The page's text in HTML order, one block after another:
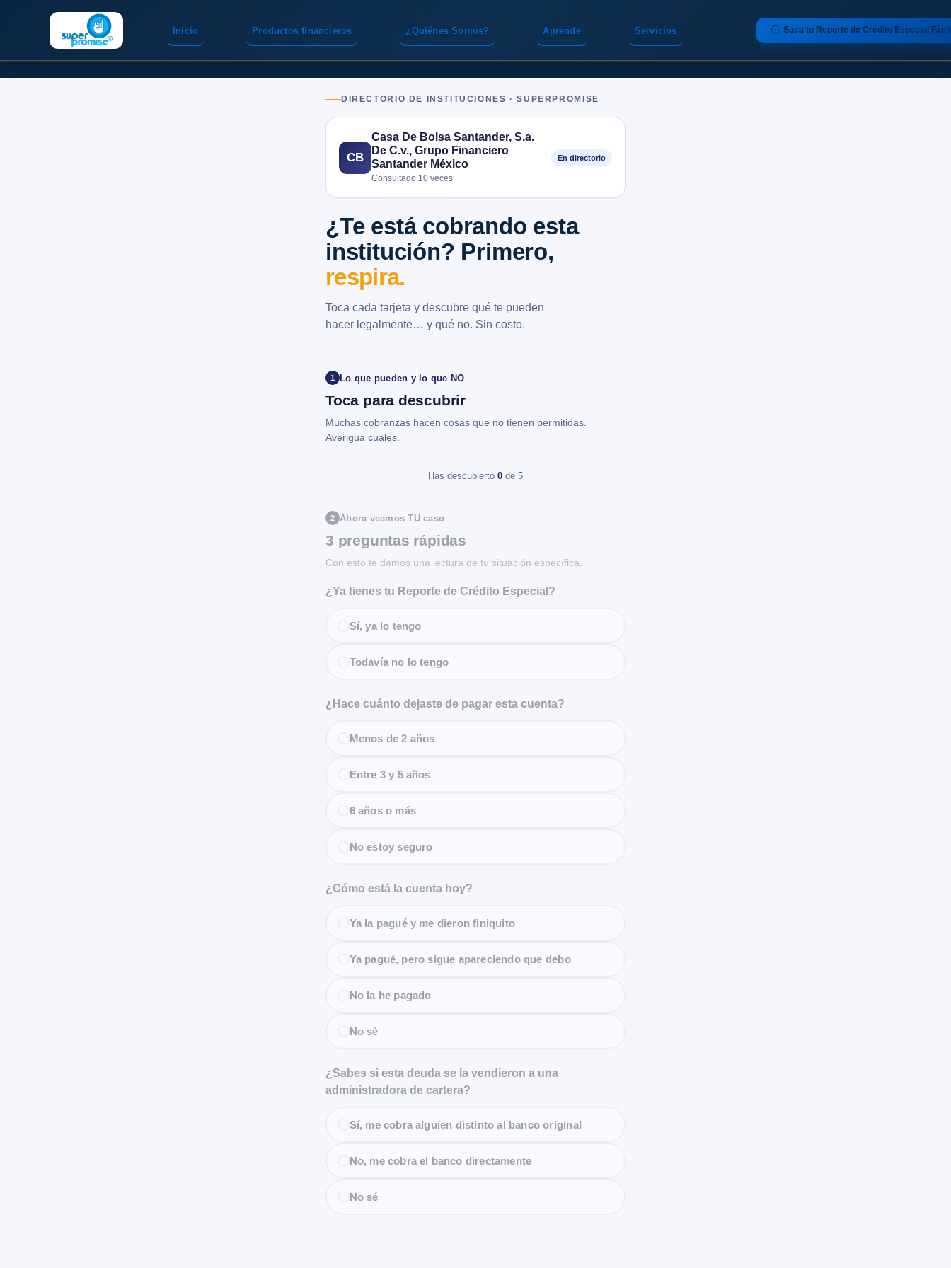
Inicio Servicios
Productos financieros ¿Quiénes Somos? Aprende Saca tu Reporte de Crédito Especial Fácil
DIRECTORIO DE INSTITUCIONES · SUPERPROMISE
CB
Casa De Bolsa Santander, S.a.
De C.v., Grupo Financiero
Santander México
Consultado 10 veces
En directorio
¿Te está cobrando esta
institución? Primero,
respira.
Toca cada tarjeta y descubre qué te pueden
hacer legalmente… y qué no. Sin costo.
1 Lo que pueden y lo que NO
Toca para descubrir
Muchas cobranzas hacen cosas que no tienen permitidas.
Averigua cuáles.
Has descubierto 0 de 5
2 Ahora veamos TU caso
3 preguntas rápidas
Con esto te damos una lectura de tu situación específica.
¿Ya tienes tu Reporte de Crédito Especial?
Sí, ya lo tengo
Todavía no lo tengo
¿Hace cuánto dejaste de pagar esta cuenta?
Menos de 2 años
Entre 3 y 5 años
6 años o más
No estoy seguro
¿Cómo está la cuenta hoy?
Ya la pagué y me dieron finiquito
Ya pagué, pero sigue apareciendo que debo
No la he pagado
No sé
¿Sabes si esta deuda se la vendieron a una
administradora de cartera?
Sí, me cobra alguien distinto al banco original
No, me cobra el banco directamente
No sé